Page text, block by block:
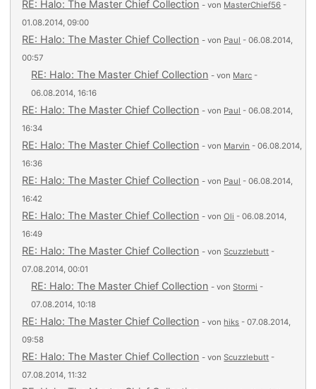
RE: Halo: The Master Chief Collection - von MasterChief56 -
01.08.2014, 09:00
RE: Halo: The Master Chief Collection - von Paul - 06.08.2014,
00:57
RE: Halo: The Master Chief Collection - von Marc -
06.08.2014, 16:16
RE: Halo: The Master Chief Collection - von Paul - 06.08.2014,
16:34
RE: Halo: The Master Chief Collection - von Marvin - 06.08.2014,
16:36
RE: Halo: The Master Chief Collection - von Paul - 06.08.2014,
16:42
RE: Halo: The Master Chief Collection - vonOli - 06.08.2014,
16:49
RE: Halo: The Master Chief Collection - vonScuzzlebutt -
07.08.2014, 00:01
RE: Halo: The Master Chief Collection - vonStormi -
07.08.2014, 10:18
RE: Halo: The Master Chief Collection - von hiks - 07.08.2014,
09:58
RE: Halo: The Master Chief Collection - vonScuzzlebutt -
07.08.2014, 11:32